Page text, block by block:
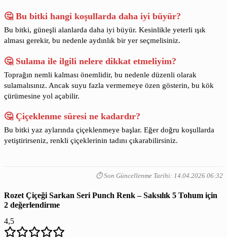
🤔 Bu bitki hangi koşullarda daha iyi büyür?
Bu bitki, güneşli alanlarda daha iyi büyür. Kesinlikle yeterli ışık
alması gerekir, bu nedenle aydınlık bir yer seçmelisiniz.
🤔 Sulama ile ilgili nelere dikkat etmeliyim?
Toprağın nemli kalması önemlidir, bu nedenle düzenli olarak
sulamalısınız. Ancak suyu fazla vermemeye özen gösterin, bu kök
çürümesine yol açabilir.
🤔 Çiçeklenme süresi ne kadardır?
Bu bitki yaz aylarında çiçeklenmeye başlar. Eğer doğru koşullarda
yetiştirirseniz, renkli çiçeklerinin tadını çıkarabilirsiniz.
⏱️ Son Güncellenme Tarihi: 14.04.2026 06:32
Rozet Çiçeği Sarkan Seri Punch Renk – Saksılık 5 Tohum için
2 değerlendirme
4,5